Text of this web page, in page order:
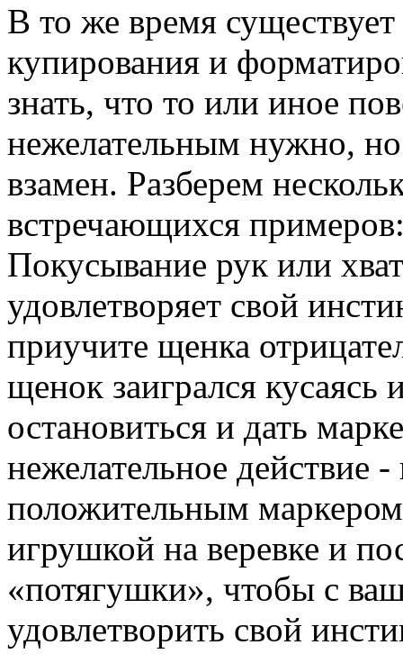
В то же время
купирования и
знать, что то или иное
нежелательным нужно,
взамен. Разберем
встречающихся
Покусывание рук или
удовлетворяет свой
приучите щенка
щенок заигрался кусаясь
остановиться и дать
нежелательное действие
положительным
игрушкой на веревке и
«потягушки», чтобы с
удовлетворить свой